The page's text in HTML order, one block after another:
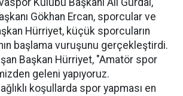
Kulübü Başkanı Ali Gürdal,
Gökhan Ercan, sporcular ve
Hürriyet, küçük sporcuların
başlama vuruşunu gerçekleştirdi.
Başkan Hürriyet, "Amatör spor
geleni yapıyoruz.
koşullarda spor yapması en